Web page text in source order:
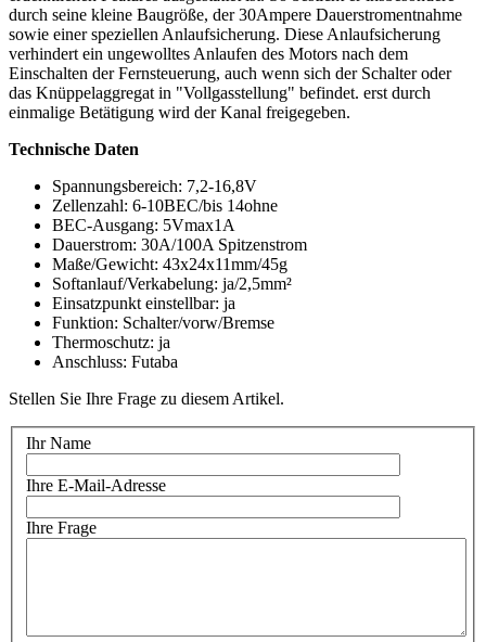
durch seine kleine Baugröße, der 30Ampere Dauerstromentnahme
sowie einer speziellen Anlaufsicherung. Diese Anlaufsicherung
verhindert ein ungewolltes Anlaufen des Motors nach dem
Einschalten der Fernsteuerung, auch wenn sich der Schalter oder
das Knüppelaggregat in "Vollgasstellung" befindet. erst durch
einmalige Betätigung wird der Kanal freigegeben.
Technische Daten
Spannungsbereich: 7,2-16,8V
Zellenzahl: 6-10BEC/bis 14ohne
BEC-Ausgang: 5Vmax1A
Dauerstrom: 30A/100A Spitzenstrom
Maße/Gewicht: 43x24x11mm/45g
Softanlauf/Verkabelung: ja/2,5mm²
Einsatzpunkt einstellbar: ja
Funktion: Schalter/vorw/Bremse
Thermoschutz: ja
Anschluss: Futaba
Stellen Sie Ihre Frage zu diesem Artikel.
Ihr Name
Ihre E-Mail-Adresse
Ihre Frage